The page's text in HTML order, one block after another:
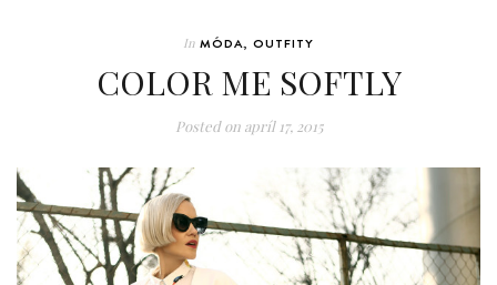
In MÓDA, OUTFITY
COLOR ME SOFTLY
Posted onapríl 17, 2015